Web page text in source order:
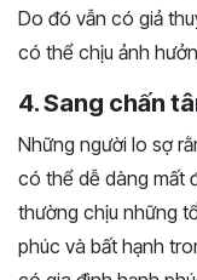
Do đó vẫn có giả
có thể chịu ảnh
4. Sang chấn
Những người lo sợ
có thể dễ dàng mất
thường chịu những
phúc và bất hạnh